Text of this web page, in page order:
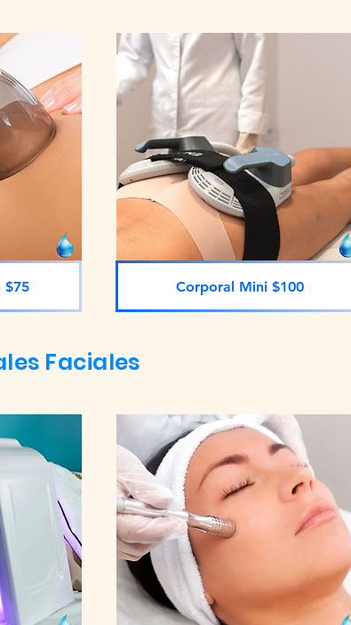
$75 Corporal Mini $100
Faciales